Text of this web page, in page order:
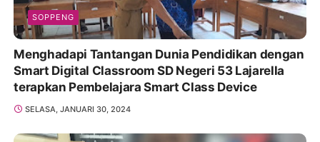
SOPPENG
Menghadapi Tantangan Dunia Pendidikan dengan
Smart Digital Classroom SD Negeri 53 Lajarella
terapkan Pembelajara Smart Class Device
SELASA, JANUARI 30, 2024